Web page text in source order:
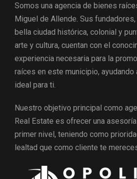
Somos una agencia de bienes
Miguel de Allende. Sus
bella ciudad histórica, colonial y
arte y cultura, cuentan con el
experiencia necesaria para la
raíces en este municipio,
ideal para ti.
Nuestro objetivo principal como
Real Estate es ofrecer una
primer nivel, teniendo como
lealtad que como cliente te